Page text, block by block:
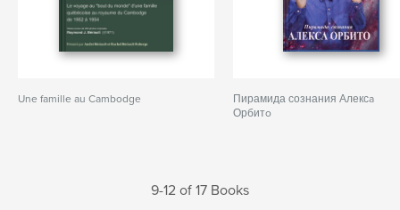
Une famille au Cambodge
Пирамида сознания Алексa
Орбитo
9-12 of 17 Books